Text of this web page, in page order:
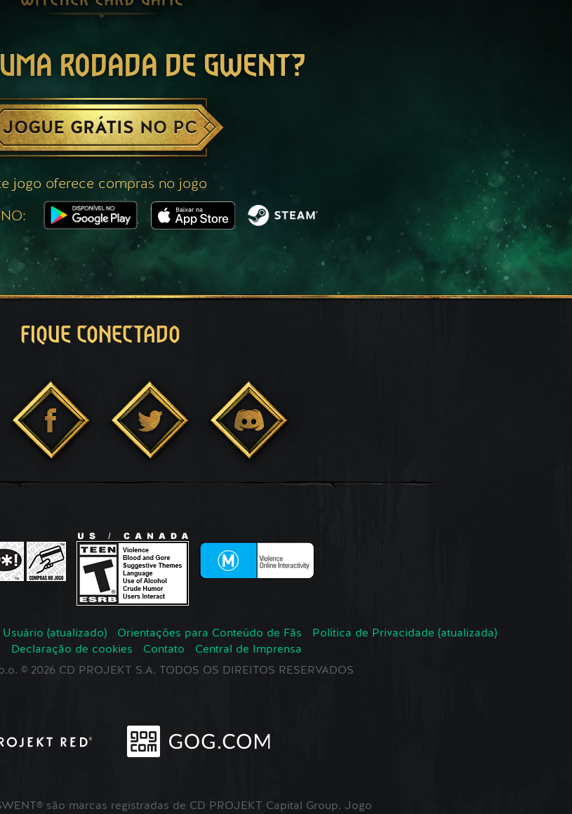
RODADA DE GWENT?
JOGUE GRÁTIS NO PC
jogo oferece compras no jogo
FIQUE CONECTADO
(atualizado) Orientações para Conteúdo de Fãs
Política de Privacidade (atualizada)
Declaração de cookies Contato
Central de Imprensa
© 2026 CD PROJEKT S.A. TODOS OS DIREITOS RESERVADOS
são marcas registradas de CD PROJEKT Capital Group. Jogo